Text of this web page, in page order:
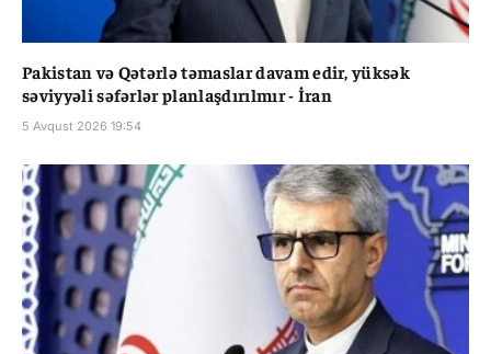
Pakistan və Qətərlə təmaslar davam edir, yüksək
səviyyəli səfərlər planlaşdırılmır - İran
5 Avqust 2026 19:54